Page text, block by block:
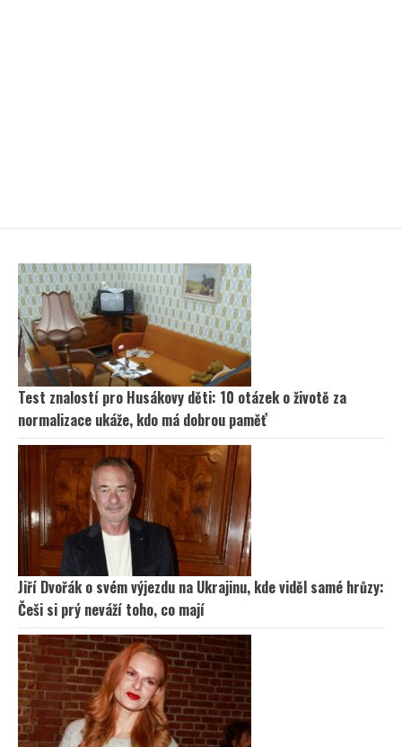
Test znalostí pro Husákovy děti: 10 otázek o životě za
normalizace ukáže, kdo má dobrou paměť
Jiří Dvořák o svém výjezdu na Ukrajinu, kde viděl samé hrůzy:
Češi si prý neváží toho, co mají